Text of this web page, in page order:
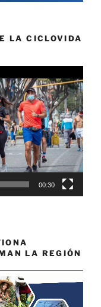
LA CICLOVIDA
00:30
LA REGIÓN